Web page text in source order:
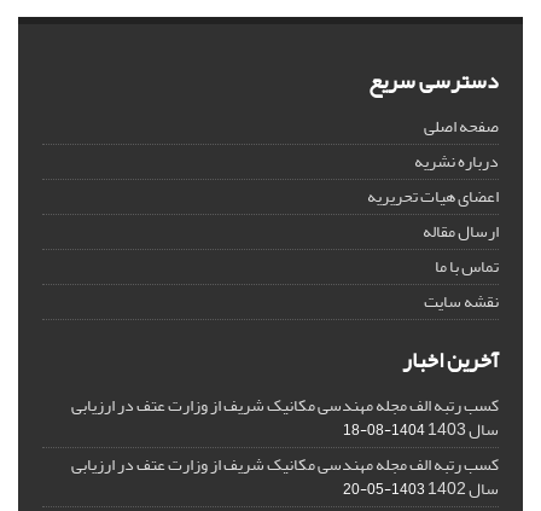
دسترسی سریع
صفحه اصلی
درباره نشریه
اعضای هیات تحریریه
ارسال مقاله
تماس با ما
نقشه سایت
آخرین اخبار
کسب رتبه الف مجله مهندسی مکانیک شریف از وزارت عتف در ارزیابی
سال 1403 1404-08-18
کسب رتبه الف مجله مهندسی مکانیک شریف از وزارت عتف در ارزیابی
سال 1402 1403-05-20